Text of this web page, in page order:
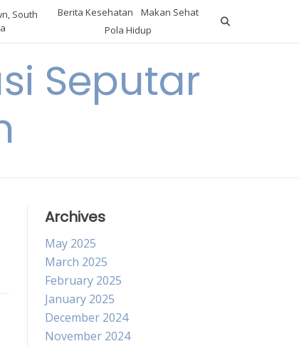
South
Berita Kesehatan
Makan Sehat
Pola Hidup
Seputar
Archives
May 2025
March 2025
February 2025
January 2025
December 2024
November 2024